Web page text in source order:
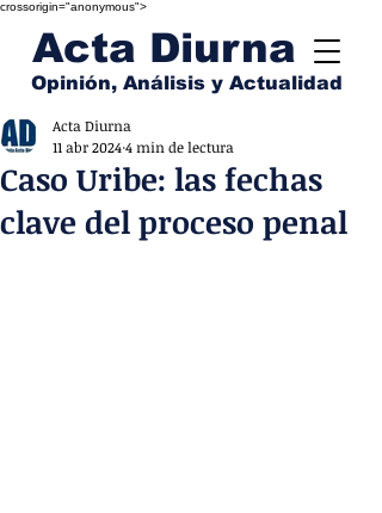
crossorigin="anonymous">
Acta Diurna
Opinión, Análisis y Actualidad
Caso Uribe: las fechas
clave del proceso penal
Acta Diurna
11 abr 20244 min de lectura